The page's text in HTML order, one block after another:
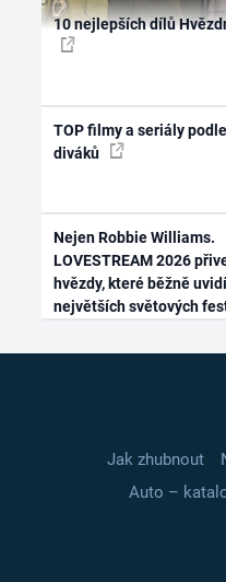
10 nejlepších dílů
TOP filmy a seriály
diváků
Nejen Robbie Williams.
LOVESTREAM 2026
hvězdy, které běžně
největších světových
Jak zhubnout
Auto –